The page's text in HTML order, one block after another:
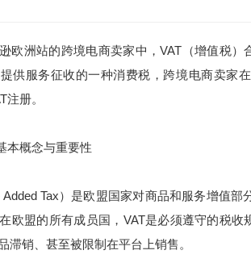
洲站的跨境电商卖家中，VAT（增值税）
供服务征收的一种消费税，跨境电商卖家
注册。
概念与重要性
Tax）是欧盟国家对商品和服务增值部
欧盟的所有成员国，VAT是必须遵守的税
滞销、甚至被限制在平台上销售。